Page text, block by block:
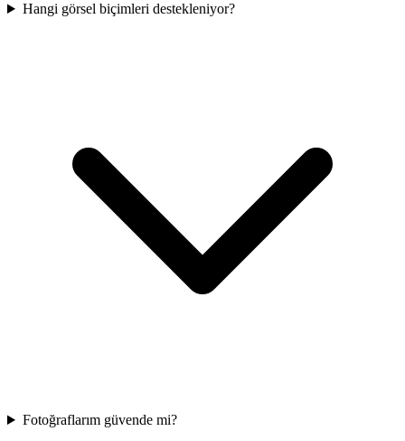
Hangi görsel biçimleri destekleniyor?
Fotoğraflarım güvende mi?